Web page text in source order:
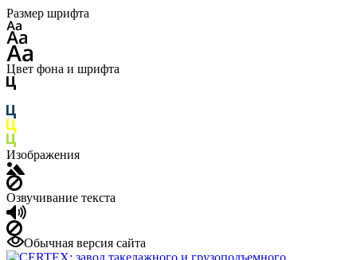
Размер шрифта
Цвет фона и шрифта
Изображения
Озвучивание текста
Обычная версия сайта